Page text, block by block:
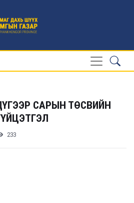
САРЫН ТӨСВИЙН
233